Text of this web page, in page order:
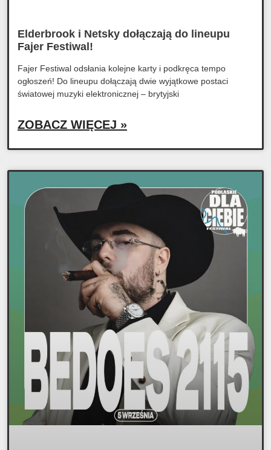
Elderbrook i Netsky dołączają do lineupu
Fajer Festiwal!
Fajer Festiwal odsłania kolejne karty i podkręca tempo
ogłoszeń! Do lineupu dołączają dwie wyjątkowe postaci
światowej muzyki elektronicznej – brytyjski
ZOBACZ WIĘCEJ »